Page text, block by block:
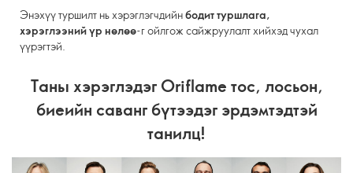
Энэхүү туршилт нь хэрэглэгчдийнбодит туршлага,
хэрэглээний үр нөлөө-г ойлгож сайжруулалт хийхэд чухал
үүрэгтэй.
Таны хэрэглэдэг Oriflame тос, лосьон,
биеийн саванг бүтээдэг эрдэмтэдтэй
танилц!